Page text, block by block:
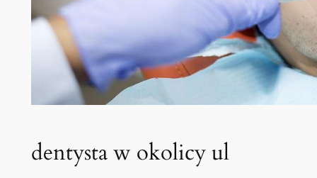
dentysta w okolicy ul